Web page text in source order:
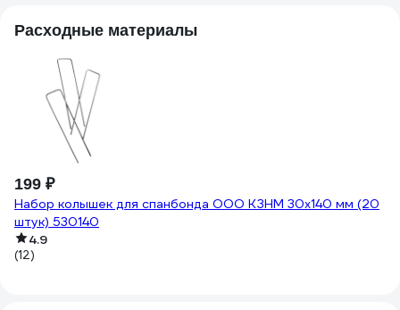
Расходные материалы
199 ₽
Набор колышек для спанбонда ООО КЗНМ 30x140 мм (20
штук) 530140
4.9
(12)